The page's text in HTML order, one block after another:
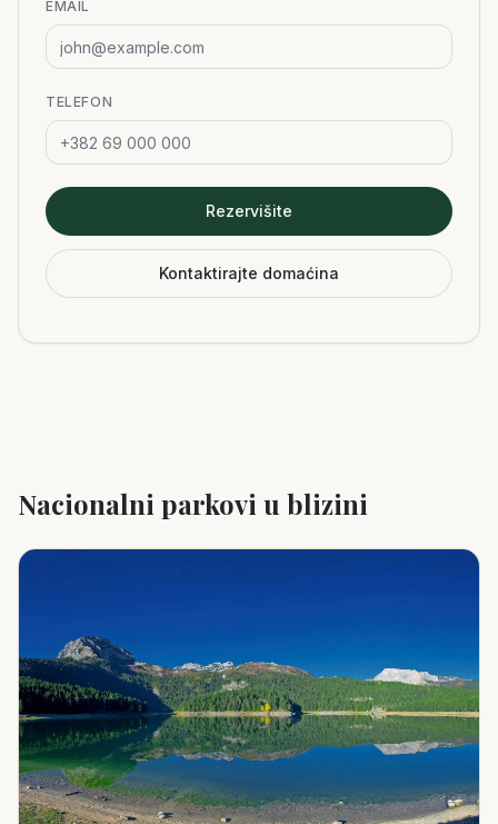
EMAIL
TELEFON
Rezervišite
Kontaktirajte domaćina
Nacionalni parkovi u blizini